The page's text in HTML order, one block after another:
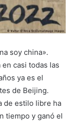
soy china».
casi todas las
ya es el
de Beijing.
de estilo libre ha
tiempo y ganó el